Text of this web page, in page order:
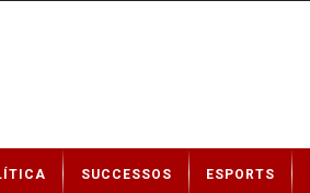
SUCCESSOS ESPORTS